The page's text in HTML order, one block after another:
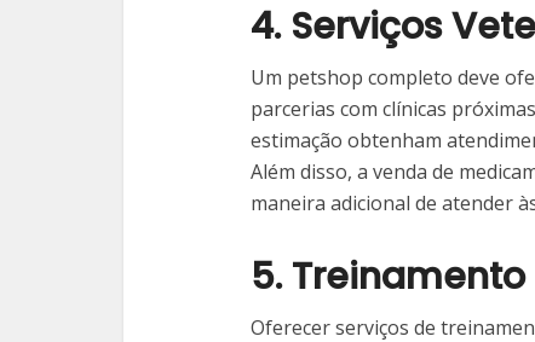
4. Serviços
Um petshop completo deve
parcerias com clínicas
estimação obtenham
Além disso, a venda de
maneira adicional de atender
5.
Oferecer serviços de